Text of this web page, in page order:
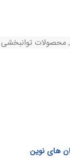
, محصولات توانبخشی
های نوین